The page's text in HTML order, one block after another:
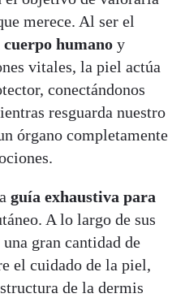
merece. Al ser el
cuerpo humano y
vitales, la piel actúa
conectándonos
resguarda nuestro
órgano completamente
guía exhaustiva para
A lo largo de sus
gran cantidad de
el cuidado de la piel,
de la dermis